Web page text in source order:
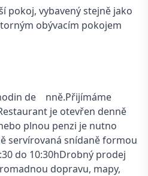
pokoj, vybavený stejně jako
obývacím pokojem
de nně.Přijímáme
je otevřen denně
plnou penzi je nutno
servírovaná snídaně formou
do 10:30hDrobný prodej
dopravu, mapy,